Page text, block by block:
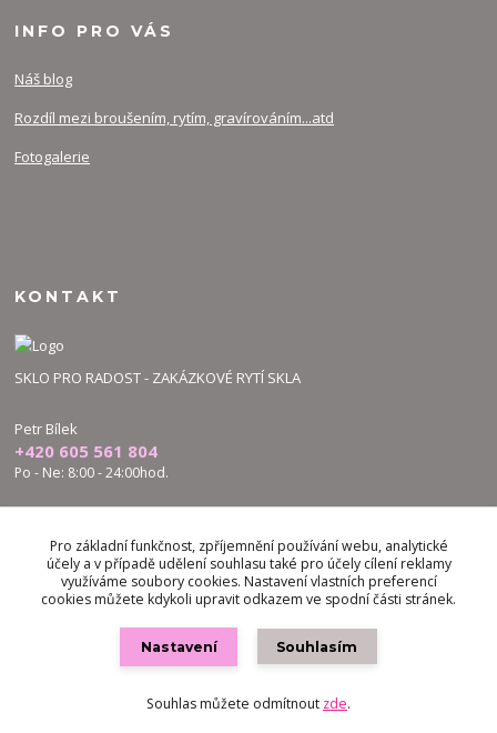
INFO PRO VÁS
Náš blog
Rozdíl mezi broušením, rytím, gravírováním...atd
Fotogalerie
KONTAKT
SKLO PRO RADOST - ZAKÁZKOVÉ RYTÍ SKLA
Petr Bílek
+420 605 561 804
Po - Ne: 8:00 - 24:00hod.
bilek.petr@skloproradost.cz
Pro základní funkčnost, zpříjemnění používání webu, analytické
účely a v případě udělení souhlasu také pro účely cílení reklamy
využíváme soubory cookies. Nastavení vlastních preferencí
cookies můžete kdykoli upravit odkazem ve spodní části stránek.
Nastavení Souhlasím
Souhlas můžete odmítnout zde.